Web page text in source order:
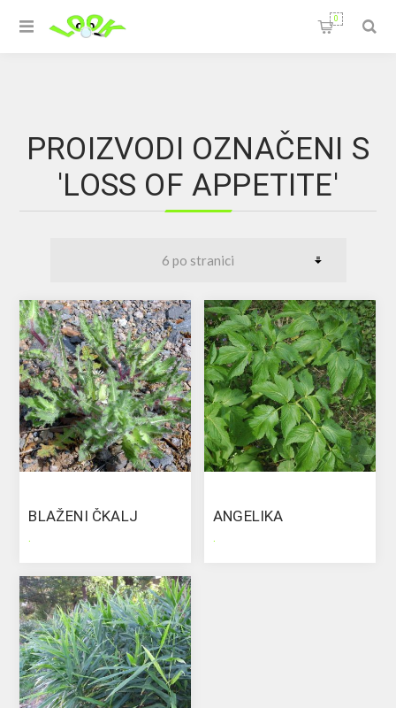
0
PROIZVODI OZNAČENI S
'LOSS OF APPETITE'
BLAŽENI ČKALJ ANGELIKA